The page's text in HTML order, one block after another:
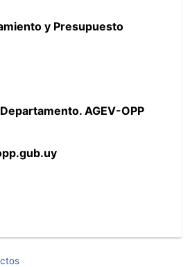
y Presupuesto
AGEV-OPP